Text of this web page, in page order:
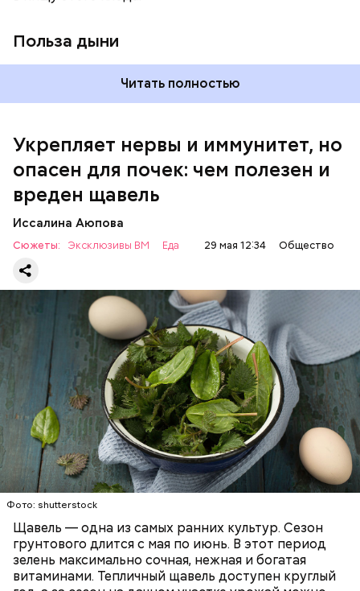
Польза дыни
Читать полностью
Укрепляет нервы и иммунитет, но
опасен для почек: чем полезен и
вреден щавель
Иссалина Аюпова
Сюжеты: Эксклюзивы ВМ Еда 29 мая 12:34 Общество
Фото: shutterstock
Щавель — одна из самых ранних культур. Сезон
грунтового длится с мая по июнь. В этот период
зелень максимально сочная, нежная и богатая
витаминами. Тепличный щавель доступен круглый
Опасность же щавеля состоит в том, что он
содержит большое количество щавелевой кислоты,
которая может способствовать образованию
— Если человек уже болеет мочекаменной
болезнью, щавель ему не рекомендуется. При
артрите, гастрите, холецистите, синдроме
раздраженного кишечника, язвах и панкреатите
продукт тоже лучше исключить из рациона, —
предупредила врач. — Он может привести к
повышению кислотности желудка и раздражать
слизистые оболочки.
ЗДОРОВЬЕ ВРАЧИ
РАСТЕНИЯ
ПРОДУКТЫ